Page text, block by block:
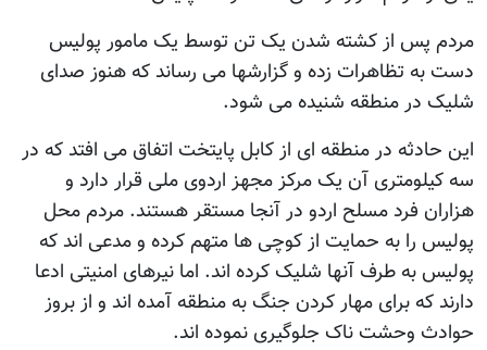
مردم پس از کشته شدن یک تن توسط یک مامور پولیس
دست به تظاهرات زده و گزارشها می رساند که هنوز صدای
شلیک در منطقه شنیده می شود.
این حادثه در منطقه ای از کابل پایتخت اتفاق می افتد که در
سه کیلومتری آن یک مرکز مجهز اردوی ملی قرار دارد و
هزاران فرد مسلح اردو در آنجا مستقر هستند. مردم محل
پولیس را به حمایت از کوچی ها متهم کرده و مدعی اند که
پولیس به طرف آنها شلیک کرده اند. اما نیرهای امنیتی ادعا
دارند که برای مهار کردن جنگ به منطقه آمده اند و از بروز
حوادث وحشت ناک جلوگیری نموده اند.